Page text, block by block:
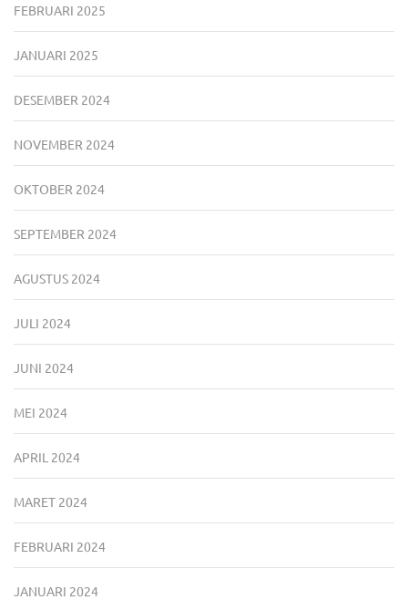
FEBRUARI 2025
JANUARI 2025
DESEMBER 2024
NOVEMBER 2024
OKTOBER 2024
SEPTEMBER 2024
AGUSTUS 2024
JULI 2024
JUNI 2024
MEI 2024
APRIL 2024
MARET 2024
FEBRUARI 2024
JANUARI 2024